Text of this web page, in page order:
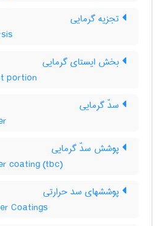
تجزیه گرمایی
بخش ایستای گرمایی
portion
سدّ گرمایی
پوشش سدّ گرمایی
coating (tbc)
پوششهای سد حرارتی
Coatings